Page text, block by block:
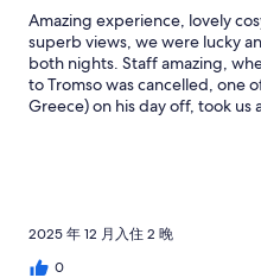
Amazing experience, lovely
superb views, we were lucky
both nights. Staff amazing,
to Tromso was cancelled, one
Greece) on his day off, took
really nice bus ride with great
Tromso centre
2025 年 12 月入住 2 晚
0